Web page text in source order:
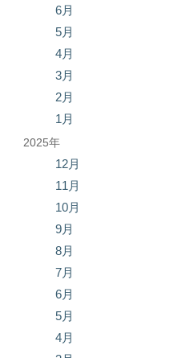
6月
5月
4月
3月
2月
1月
2025年
12月
11月
10月
9月
8月
7月
6月
5月
4月